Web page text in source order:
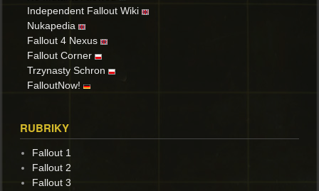
Independent Fallout Wiki
Nukapedia
Fallout 4 Nexus
Fallout Corner
Trzynasty Schron
FalloutNow!
RUBRIKY
Fallout 1
Fallout 2
Fallout 3